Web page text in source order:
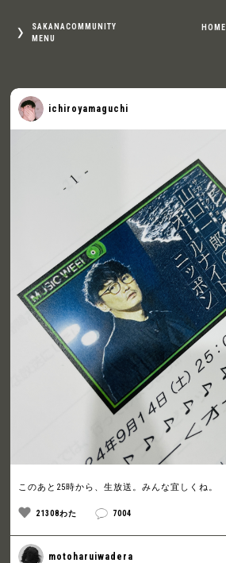
SAKANACOMMUNITY
MENU
HOME
ichiroyamaguchi
このあと25時から、生放送。みんな宜しくね。
21308わた 7004
motoharuiwadera